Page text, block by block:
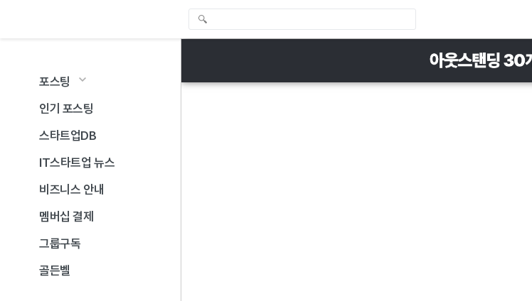
포스팅
인기 포스팅
스타트업DB
IT스타트업 뉴스
비즈니스 안내
멤버십 결제
그룹구독
골든벨